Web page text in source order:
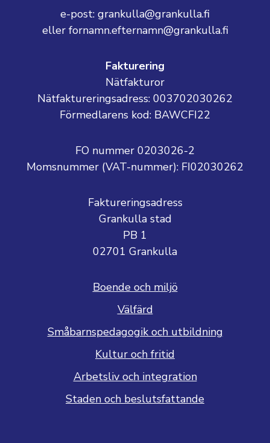
e-post: grankulla@grankulla.fi
eller fornamn.efternamn@grankulla.fi
Fakturering
Nätfakturor
Nätfaktureringsadress: 003702030262
Förmedlarens kod: BAWCFI22
FO nummer 0203026-2
Momsnummer (VAT-nummer): FI02030262
Faktureringsadress
Grankulla stad
PB 1
02701 Grankulla
Boende och miljö
Välfärd
Småbarnspedagogik och utbildning
Kultur och fritid
Arbetsliv och integration
Staden och beslutsfattande